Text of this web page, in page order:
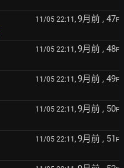
11/05 22:11, 9月前 , 47F
11/05 22:11, 9月前 , 48F
11/05 22:11, 9月前 , 49F
11/05 22:11, 9月前 , 50F
11/05 22:11, 9月前 , 51 F